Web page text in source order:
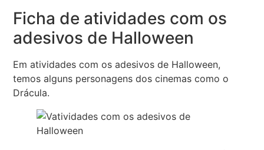
Ficha de atividades com os
adesivos de Halloween
Em atividades com os adesivos de Halloween,
temos alguns personagens dos cinemas como o
Drácula.